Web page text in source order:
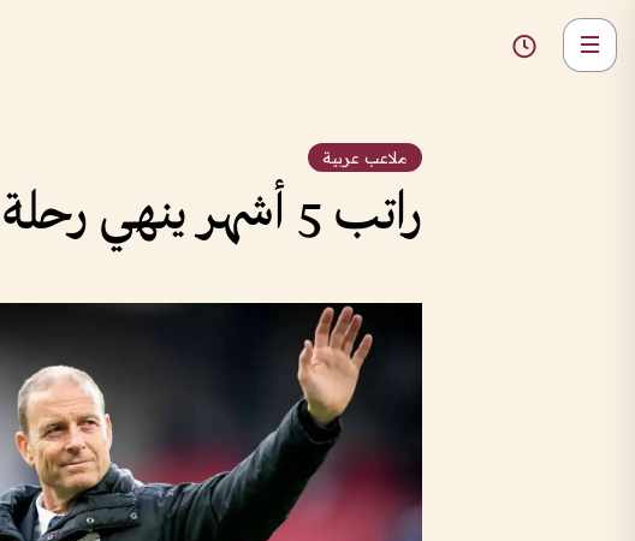
ملاعب عربية
راتب 5 أشهر ينهي رحلة توروب مع الأهلي